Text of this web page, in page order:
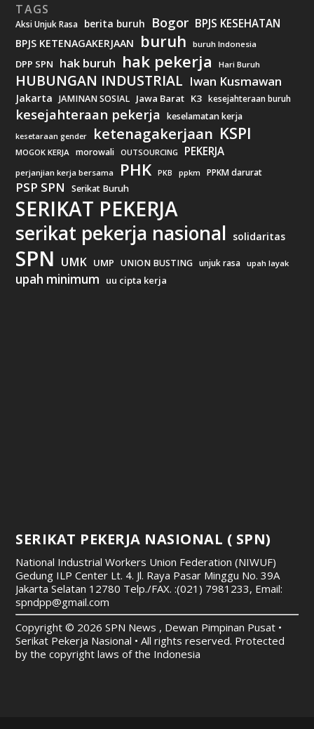
TAGS
Aksi Unjuk Rasa berita buruh Bogor BPJS KESEHATAN
BPJS KETENAGAKERJAAN buruh buruh Indonesia
DPP SPN hak buruh hak pekerja Hari Buruh
HUBUNGAN INDUSTRIAL Iwan Kusmawan
Jakarta JAMINAN SOSIAL Jawa Barat K3 kesejahteraan buruh
kesejahteraan pekerja keselamatan kerja
kesetaraan gender ketenagakerjaan KSPI
MOGOK KERJA morowali OUTSOURCING PEKERJA
perjanjian kerja bersama PHK PKB ppkm PPKM darurat
PSP SPN Serikat Buruh
SERIKAT PEKERJA
serikat pekerja nasional solidaritas
SPN UMK UMP UNION BUSTING unjuk rasa upah layak
upah minimum uu cipta kerja
SERIKAT PEKERJA NASIONAL ( SPN)
National Industrial Workers Union Federation (NIWUF)
Gedung ILP Center Lt. 4. Jl. Raya Pasar Minggu No. 39A
Jakarta Selatan 12780 Telp./FAX. :(021) 7981233, Email:
spndpp@gmail.com
Copyright © 2026 SPN News , Dewan Pimpinan Pusat •
Serikat Pekerja Nasional • All rights reserved. Protected
by the copyright laws of the Indonesia